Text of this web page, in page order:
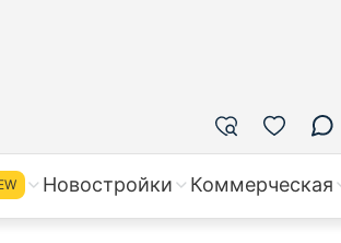
Новостройки Коммерческая